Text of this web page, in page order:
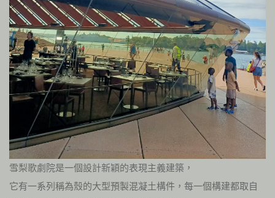
雪梨歌劇院是一個設計新穎的表現主義建築，
它有一系列稱為殼的大型預製混凝土構件，每一個構建都取自